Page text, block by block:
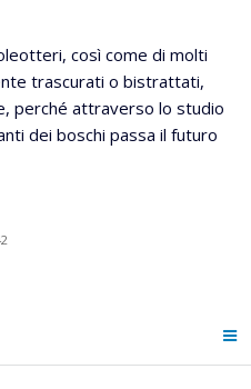
così come di molti
trascurati o bistrattati,
perché attraverso lo studio
dei boschi passa il futuro